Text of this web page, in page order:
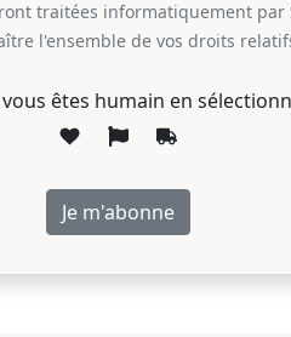
traitées informatiquement par
l'ensemble de vos droits
êtes humain en